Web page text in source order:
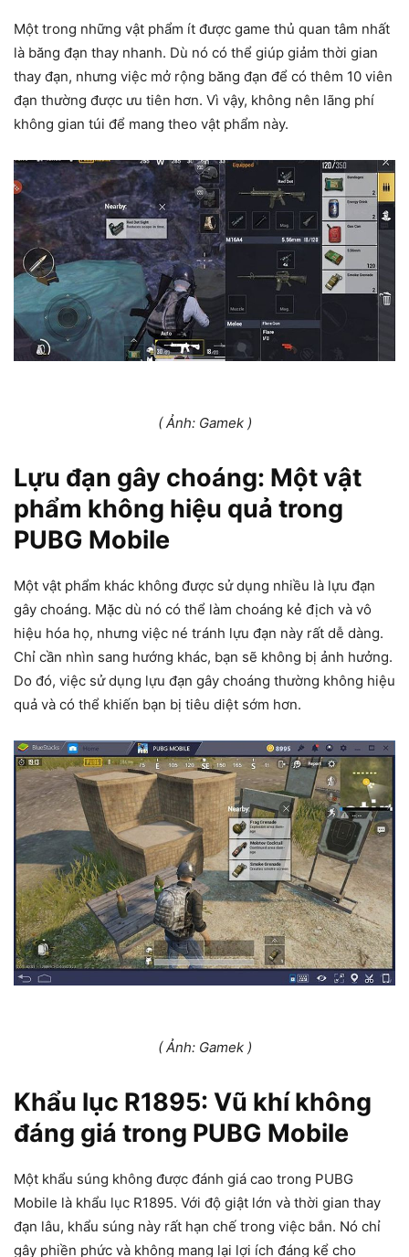
Một trong những vật phẩm ít được game thủ quan tâm nhất
là băng đạn thay nhanh. Dù nó có thể giúp giảm thời gian
thay đạn, nhưng việc mở rộng băng đạn để có thêm 10 viên
đạn thường được ưu tiên hơn. Vì vậy, không nên lãng phí
không gian túi để mang theo vật phẩm này.
( Ảnh: Gamek )
Lựu đạn gây choáng: Một vật
phẩm không hiệu quả trong
PUBG Mobile
Một vật phẩm khác không được sử dụng nhiều là lựu đạn
gây choáng. Mặc dù nó có thể làm choáng kẻ địch và vô
hiệu hóa họ, nhưng việc né tránh lựu đạn này rất dễ dàng.
Chỉ cần nhìn sang hướng khác, bạn sẽ không bị ảnh hưởng.
Do đó, việc sử dụng lựu đạn gây choáng thường không hiệu
quả và có thể khiến bạn bị tiêu diệt sớm hơn.
( Ảnh: Gamek )
Khẩu lục R1895: Vũ khí không
đáng giá trong PUBG Mobile
Một khẩu súng không được đánh giá cao trong PUBG
Mobile là khẩu lục R1895. Với độ giật lớn và thời gian thay
đạn lâu, khẩu súng này rất hạn chế trong việc bắn. Nó chỉ
gây phiền phức và không mang lại lợi ích đáng kể cho